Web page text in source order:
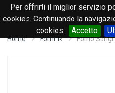
Per offrirti il miglior servizio
cookies. Continuando la
cookies.
Accetto
Home Forni IR Forno